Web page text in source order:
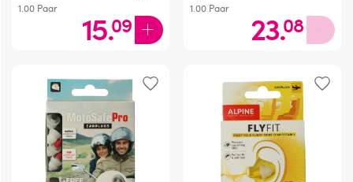
1.00 Paar 15.09
1.00 Paar 23.08